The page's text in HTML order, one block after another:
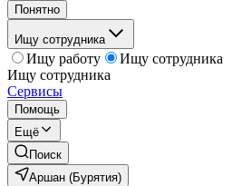
Понятно
Ищу сотрудника
Ищу работу
Ищу сотрудника
Ищу сотрудника
Сервисы
Помощь
Ещё
Поиск
Аршан (Бурятия)